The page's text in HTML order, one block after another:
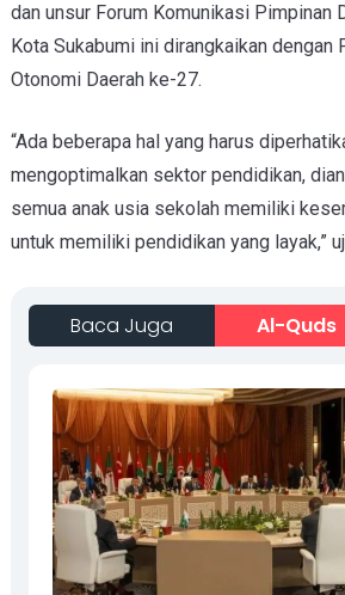
dan unsur Forum Komunikasi Pimpinan
Kota Sukabumi ini dirangkaikan dengan
Otonomi Daerah ke-27.
“Ada beberapa hal yang harus
mengoptimalkan sektor pendidikan,
semua anak usia sekolah memiliki
untuk memiliki pendidikan yang layak,”
Baca Juga Al-Quds